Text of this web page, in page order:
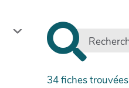
34fiches trouvées